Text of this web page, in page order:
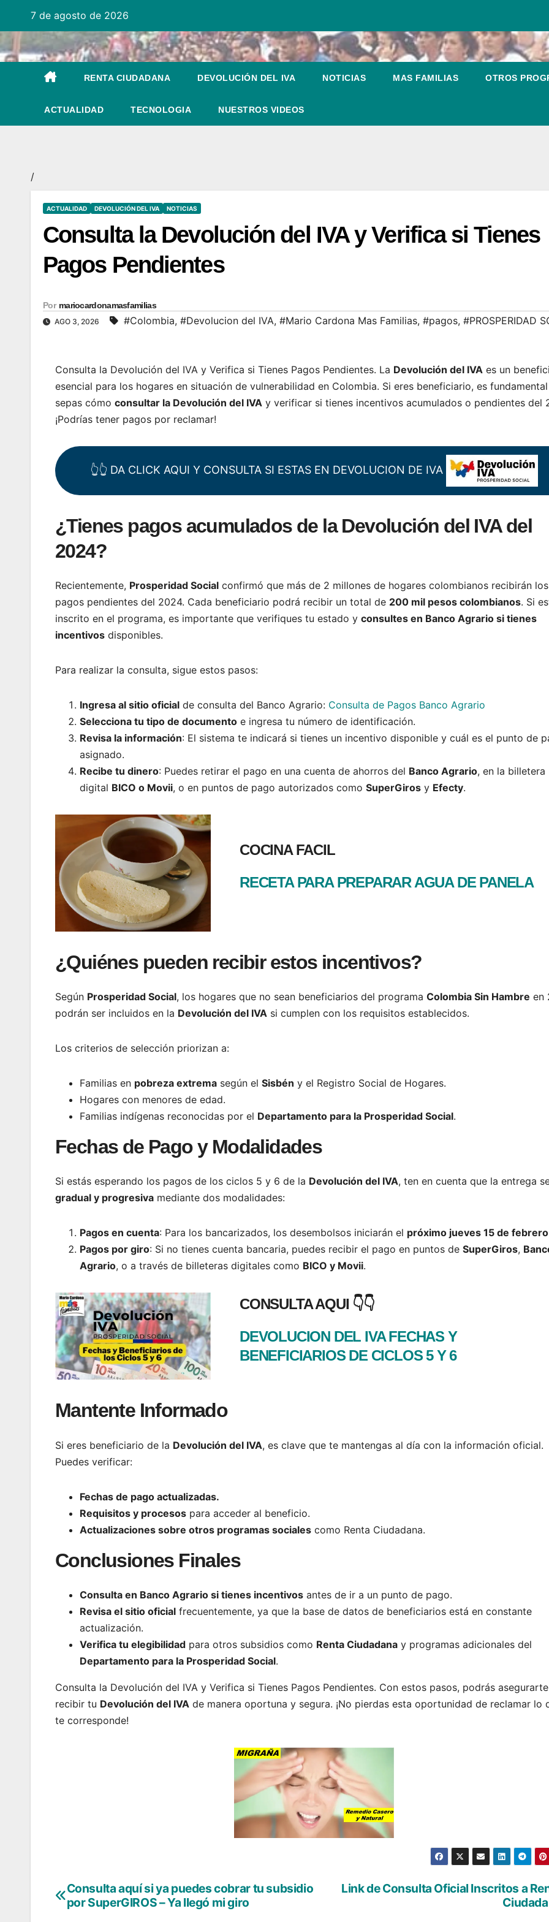
contenido
7 de agosto de 2026
RENTA CIUDADANA DEVOLUCIÓN DEL IVA NOTICIAS MAS FAMILIAS OTROS
ACTUALIDAD TECNOLOGIA NUESTROS VIDEOS
/
ACTUALIDAD DEVOLUCIÓN DEL IVA NOTICIAS
Consulta la Devolución del IVA y Verifica si Tienes
Pagos Pendientes
Por mariocardonamasfamilias
AGO 3, 2026 #Colombia, #Devolucion del IVA, #Mario Cardona Mas Familias, #pagos, #PROSPERIDAD
Consulta la Devolución del IVA y Verifica si Tienes Pagos Pendientes. La Devolución del IVA es un
esencial para los hogares en situación de vulnerabilidad en Colombia. Si eres beneficiario, es
sepas cómo consultar la Devolución del IVA y verificar si tienes incentivos acumulados o pendientes del
¡Podrías tener pagos por reclamar!
👆👆 DA CLICK AQUI Y CONSULTA SI ESTAS EN DEVOLUCION DE IVA
¿Tienes pagos acumulados de la Devolución del IVA del
2024?
Recientemente, Prosperidad Social confirmó que más de 2 millones de hogares colombianos recibirán los
pagos pendientes del 2024. Cada beneficiario podrá recibir un total de 200 mil pesos colombianos. Si
inscrito en el programa, es importante que verifiques tu estado y consultes en Banco Agrario si tienes
incentivos disponibles.
Para realizar la consulta, sigue estos pasos:
Ingresa al sitio oficial de consulta del Banco Agrario: Consulta de Pagos Banco Agrario
Selecciona tu tipo de documento e ingresa tu número de identificación.
Revisa la información: El sistema te indicará si tienes un incentivo disponible y cuál es el punto de
asignado.
Recibe tu dinero: Puedes retirar el pago en una cuenta de ahorros del Banco Agrario, en la billetera
digital BICO o Movii, o en puntos de pago autorizados como SuperGiros y Efecty.
COCINA FACIL
RECETA PARA PREPARAR AGUA DE PANELA
¿Quiénes pueden recibir estos incentivos?
Según Prosperidad Social, los hogares que no sean beneficiarios del programa Colombia Sin Hambre en
podrán ser incluidos en la Devolución del IVA si cumplen con los requisitos establecidos.
Los criterios de selección priorizan a:
Familias en pobreza extrema según el Sisbén y el Registro Social de Hogares.
Hogares con menores de edad.
Familias indígenas reconocidas por el Departamento para la Prosperidad Social.
Fechas de Pago y Modalidades
Si estás esperando los pagos de los ciclos 5 y 6 de la Devolución del IVA, ten en cuenta que la entrega
gradual y progresiva mediante dos modalidades:
Pagos en cuenta: Para los bancarizados, los desembolsos iniciarán el próximo jueves 15 de febrero
Pagos por giro: Si no tienes cuenta bancaria, puedes recibir el pago en puntos de SuperGiros,
Agrario, o a través de billeteras digitales como BICO y Movii.
CONSULTA AQUI 👇👇
DEVOLUCION DEL IVA FECHAS Y
BENEFICIARIOS DE CICLOS 5 Y 6
Mantente Informado
Si eres beneficiario de la Devolución del IVA, es clave que te mantengas al día con la información oficial.
Puedes verificar:
Fechas de pago actualizadas.
Requisitos y procesos para acceder al beneficio.
Actualizaciones sobre otros programas sociales como Renta Ciudadana.
Conclusiones Finales
Consulta en Banco Agrario si tienes incentivos antes de ir a un punto de pago.
Revisa el sitio oficial frecuentemente, ya que la base de datos de beneficiarios está en constante
actualización.
Verifica tu elegibilidad para otros subsidios como Renta Ciudadana y programas adicionales del
Departamento para la Prosperidad Social.
Consulta la Devolución del IVA y Verifica si Tienes Pagos Pendientes. Con estos pasos, podrás
recibir tu Devolución del IVA de manera oportuna y segura. ¡No pierdas esta oportunidad de reclamar lo
te corresponde!
Navegación
Link de Consulta Oficial Inscritos a
Consulta aquí si ya puedes cobrar tu subsidio
por SuperGIROS – Ya llegó mi giro